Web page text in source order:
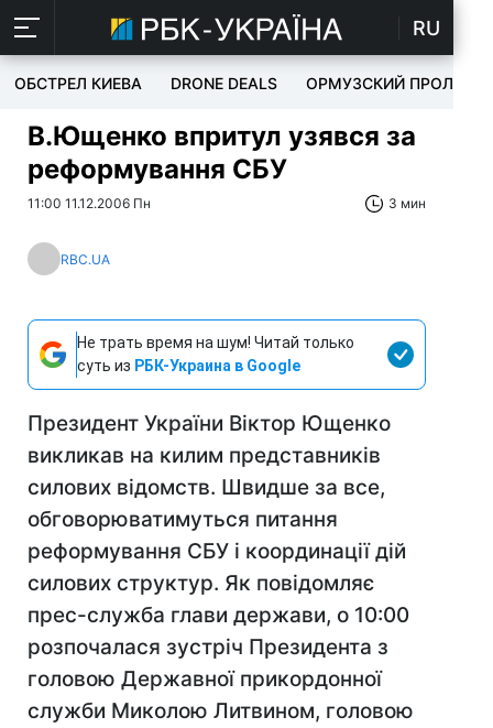
RU
ОБСТРЕЛ КИЕВА DRONE DEALS ОРМУЗСКИЙ ПРОЛИВ
В.Ющенко впритул узявся за
реформування СБУ
11:00 11.12.2006 Пн 3 мин
RBC.UA
Не трать время на шум! Читай только
суть из РБК-Украина в Google
Президент України Віктор Ющенко
викликав на килим представників
силових відомств. Швидше за все,
обговорюватимуться питання
реформування СБУ і координації дій
силових структур. Як повідомляє
прес-служба глави держави, о 10:00
розпочалася зустріч Президента з
головою Державної прикордонної
служби Миколою Литвином, головою